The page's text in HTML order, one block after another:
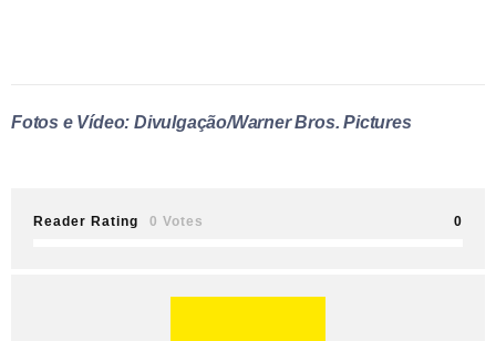
Fotos e Vídeo: Divulgação/Warner Bros. Pictures
Reader Rating 0 Votes 0